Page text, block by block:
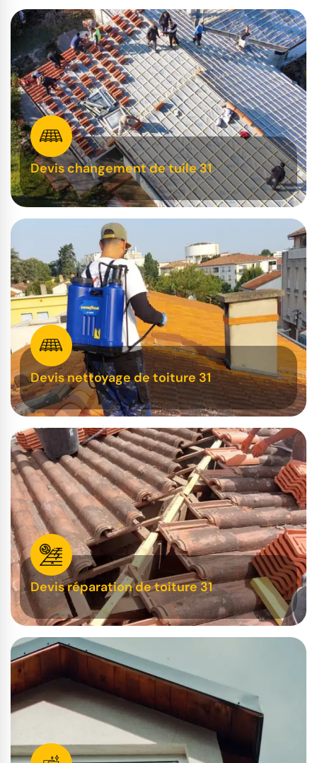
Devis changement de tuile 31
Devis nettoyage de toiture 31
Devis réparation de toiture 31